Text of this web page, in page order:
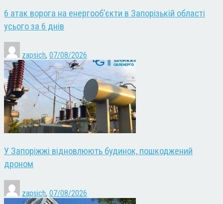
6 атак ворога на енергооб’єкти в Запорізькій області
усього за 6 днів
zapsich, 07/08/2026
У Запоріжжі відновлюють будинок, пошкоджений
дроном
zapsich, 07/08/2026